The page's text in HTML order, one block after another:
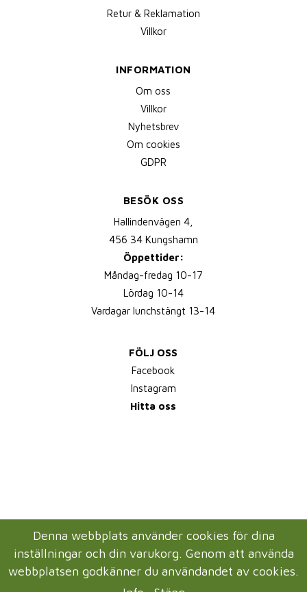
Retur & Reklamation
Villkor
INFORMATION
Om oss
Villkor
Nyhetsbrev
Om cookies
GDPR
BESÖK OSS
Hallindenvägen 4,
456 34 Kungshamn
Öppettider:
Måndag-fredag 10-17
Lördag 10-14
Vardagar lunchstängt 13-14
FÖLJ OSS
Facebook
Instagram
Hitta oss
Denna webbplats använder cookies för dina
inställningar och din varukorg. Genom att använda
webbplatsen godkänner du användandet av cookies.